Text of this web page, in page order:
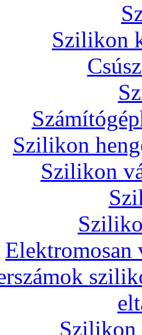
Szilikon
Szilikon
Szilikon
Elektromosan
Szilikon